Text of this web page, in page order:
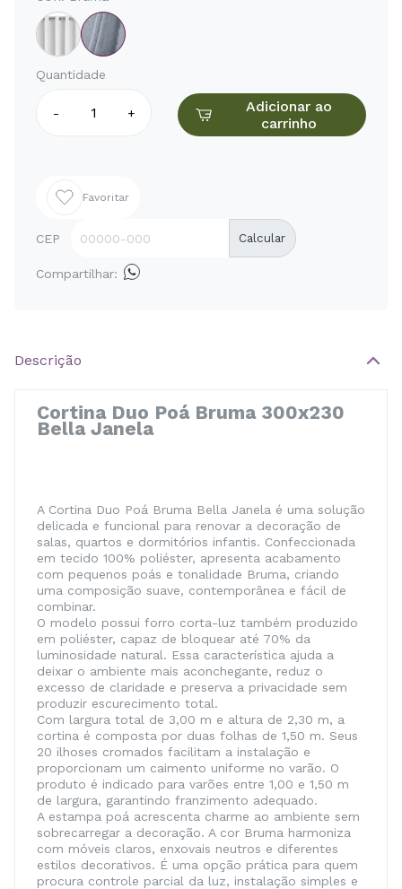
Quantidade
- +
Adicionar ao
carrinho
Favoritar
CEP Calcular
Compartilhar:
Descrição
Cortina Duo Poá Bruma 300x230
Bella Janela
A Cortina Duo Poá Bruma Bella Janela é uma solução
delicada e funcional para renovar a decoração de
salas, quartos e dormitórios infantis. Confeccionada
em tecido 100% poliéster, apresenta acabamento
com pequenos poás e tonalidade Bruma, criando
uma composição suave, contemporânea e fácil de
combinar.
O modelo possui forro corta-luz também produzido
em poliéster, capaz de bloquear até 70% da
luminosidade natural. Essa característica ajuda a
deixar o ambiente mais aconchegante, reduz o
excesso de claridade e preserva a privacidade sem
produzir escurecimento total.
Com largura total de 3,00 m e altura de 2,30 m, a
cortina é composta por duas folhas de 1,50 m. Seus
20 ilhoses cromados facilitam a instalação e
proporcionam um caimento uniforme no varão. O
produto é indicado para varões entre 1,00 e 1,50 m
de largura, garantindo franzimento adequado.
A estampa poá acrescenta charme ao ambiente sem
sobrecarregar a decoração. A cor Bruma harmoniza
com móveis claros, enxovais neutros e diferentes
estilos decorativos. É uma opção prática para quem
procura controle parcial da luz, instalação simples e